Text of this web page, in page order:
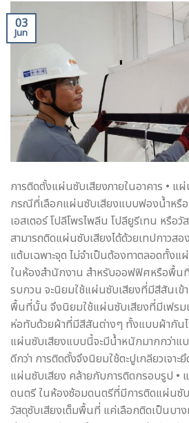
03
Jun
การติดตั้งแผ่นซับเสียงภายในอาคาร • แ
กรณีที่เลือกแผ่นซับเสียงแบบฟองน้ำหรือ
เอสเตอร์ โปลีโพรไพลีน โปลียูรีเทน หรือ
สามารถติดแผ่นซับเสียงได้ด้วยเทปกาวสอ
แต้มเฉพาะจุด ไม่จำเป็นต้องทาตลอดทั้ง
ในห้องสำนักงาน สำหรับออฟฟิศหรือพื้น
รบกวน จะนิยมใช้แผ่นซับเสียงที่มีสีสันเข้
พื้นที่นั้น จึงนิยมใช้แผ่นซับเสียงที่มีเฟรม
ห่อทับด้วยผ้าที่มีสีสันต่างๆ ทั้งแบบผ้ากันไ
แผ่นซับเสียงแบบนี้จะมีน้ำหนักมากกว่าแ
ดีกว่า การติดตั้งจึงนิยมใช้ตะปูเกลียวเจา
แผ่นซับเสียง คล้ายกับการติดกรอบรูป •
ดนตรี ในห้องซ้อมดนตรีที่มีการติดแผ่นซับ
วัสดุซับเสียงเต็มพื้นที่ แค่เลือกติดเป็นบา